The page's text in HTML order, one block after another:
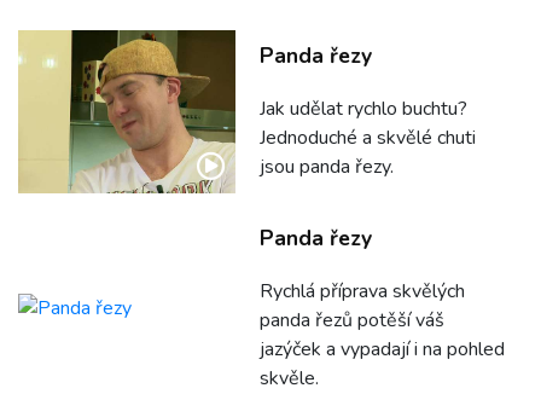
Panda řezy
Jak udělat rychlo buchtu?
Jednoduché a skvělé chuti
jsou panda řezy.
Panda řezy
Rychlá příprava skvělých
panda řezů potěší váš
jazýček a vypadají i na pohled
skvěle.